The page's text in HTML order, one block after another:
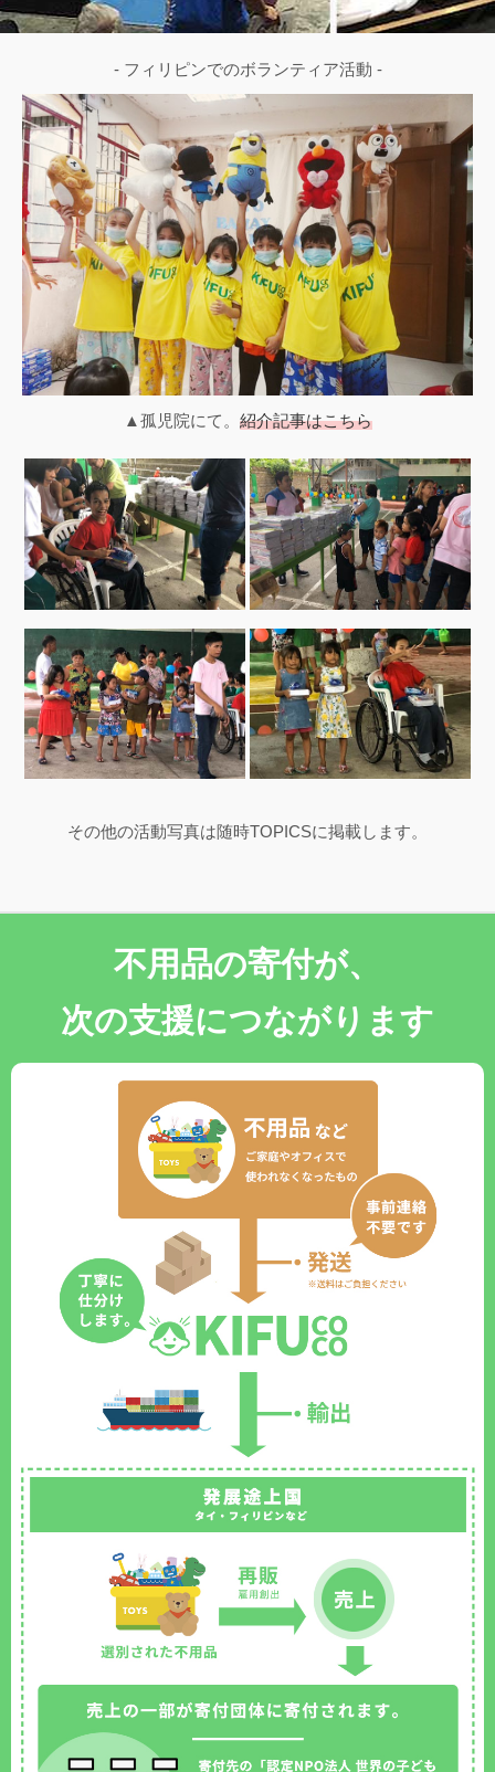
- フィリピンでのボランティア活動 -
▲孤児院にて。 紹介記事はこちら
その他の活動写真は随時TOPICSに掲載します。
不用品の寄付が、
次の支援につながります